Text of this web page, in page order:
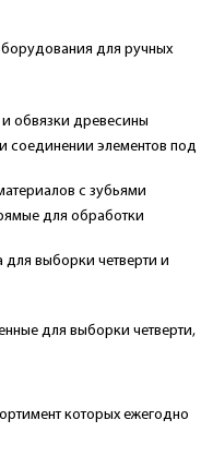
для ручных
обвязки древесины
соединении элементов под
с зубьями
для обработки
для выборки четверти и
для выборки четверти,
которых ежегодно